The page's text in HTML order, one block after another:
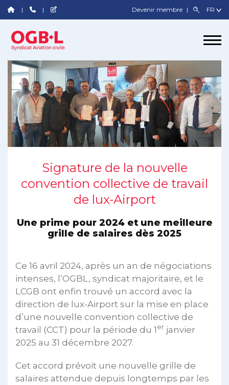
Devenir membre
Signature de la nouvelle
convention collective de travail
de lux-Airport
Une prime pour 2024 et une meilleure
grille de salaires dès 2025
Ce 16 avril 2024, après un an de négociations
intenses, l’OGBL, syndicat majoritaire, et le
LCGB ont enfin trouvé un accord avec la
direction de lux-Airport sur la mise en place
d’une nouvelle convention collective de
travail (CCT) pour la période du 1 er janvier
2025 au 31 décembre 2027.
Cet accord prévoit une nouvelle grille de
salaires attendue depuis longtemps par les